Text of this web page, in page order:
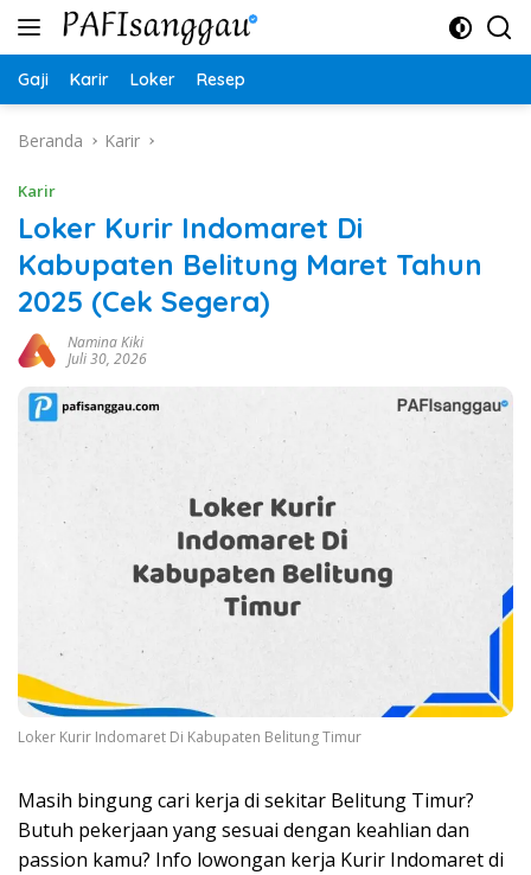
Langsung
Gaji Karir Loker Resep
Beranda Karir
Karir
Loker Kurir Indomaret Di
Kabupaten Belitung Maret Tahun
2025 (Cek Segera)
Namina Kiki
Juli 30, 2026
Loker Kurir Indomaret Di Kabupaten Belitung Timur
Masih bingung cari kerja di sekitar Belitung Timur?
Butuh pekerjaan yang sesuai dengan keahlian dan
passion kamu? Info lowongan kerja Kurir Indomaret di